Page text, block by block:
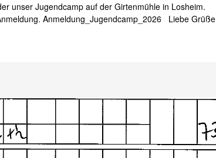
unser Jugendcamp auf der Girtenmühle in Losheim.
Anmeldung_Jugendcamp_2026 Liebe Grüße